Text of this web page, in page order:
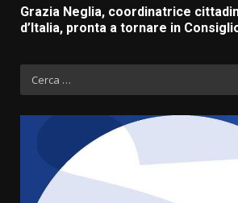
Grazia Neglia, coordinatrice
d’Italia, pronta a tornare in
Ricerca
per: